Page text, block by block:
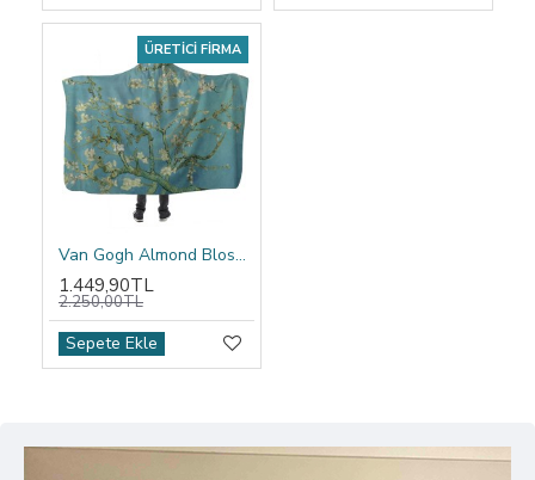
ÜRETICI FIRMA
Van Gogh Almond Blossom Kapşonlu Battaniye
1.449,90TL
2.250,00TL
Sepete Ekle